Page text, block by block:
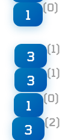
1 (0)
3 (1)
3 (1)
1 (0)
3 (2)